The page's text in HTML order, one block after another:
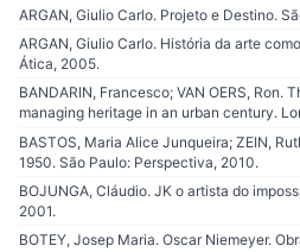
ARGAN, Giulio Carlo. Projeto e Destino.
ARGAN, Giulio Carlo. História da arte
Ática, 2005.
BANDARIN, Francesco; VAN OERS, Ron.
managing heritage in an urban century.
BASTOS, Maria Alice Junqueira; ZEIN,
1950. São Paulo: Perspectiva, 2010.
BOJUNGA, Cláudio. JK o artista do
2001.
BOTEY, Josep Maria. Oscar Niemeyer.